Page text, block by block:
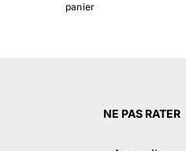
panier
NE PAS RATER